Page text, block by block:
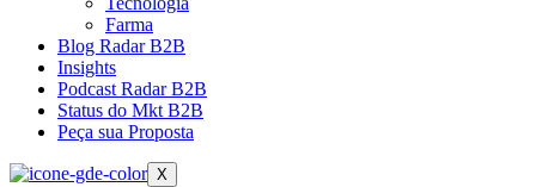
Farma
Blog Radar B2B
Insights
Podcast Radar B2B
Status do Mkt B2B
Peça sua Proposta
X